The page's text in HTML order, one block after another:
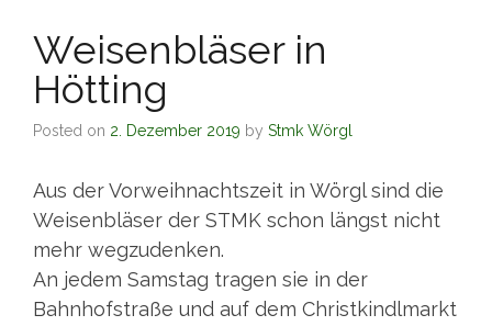
Weisenbläser in
Hötting
Posted on 2. Dezember 2019 by Stmk Wörgl
Aus der Vorweihnachtszeit in Wörgl sind die
Weisenbläser der STMK schon längst nicht
mehr wegzudenken.
An jedem Samstag tragen sie in der
Bahnhofstraße und auf dem Christkindlmarkt